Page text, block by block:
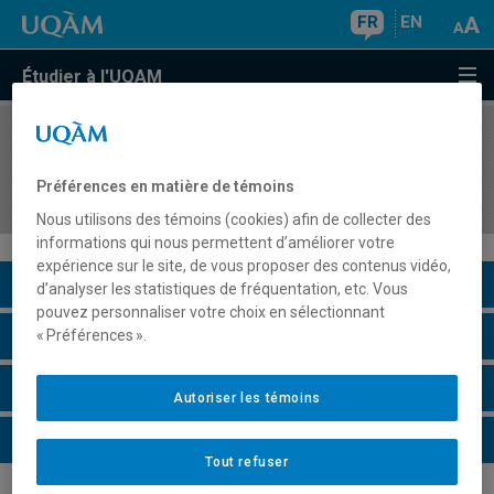
FR EN
Étudier à l'UQAM
COURS//
idées politiques
Description du cours
Horaire - Été 2026
Horaire - Automne 2026
Horaire - Hiver 2027
Préférences en matière de témoins
Nous utilisons des témoins (cookies) afin de collecter des
informations qui nous permettent d’améliorer votre
expérience sur le site, de vous proposer des contenus vidéo,
d’analyser les statistiques de fréquentation, etc. Vous
pouvez personnaliser votre choix en sélectionnant
« Préférences ».
Tout refuser
Autoriser les témoins